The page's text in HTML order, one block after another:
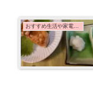
おすすめ生活や家電など